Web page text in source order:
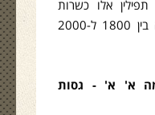
אלו כשרות
לכתחילה. עלות תפילין אלו נעה בין 1800 ל-2000
א' א' - גסות